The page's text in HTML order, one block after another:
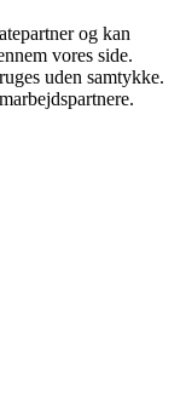
og kan
vores side.
uden samtykke.